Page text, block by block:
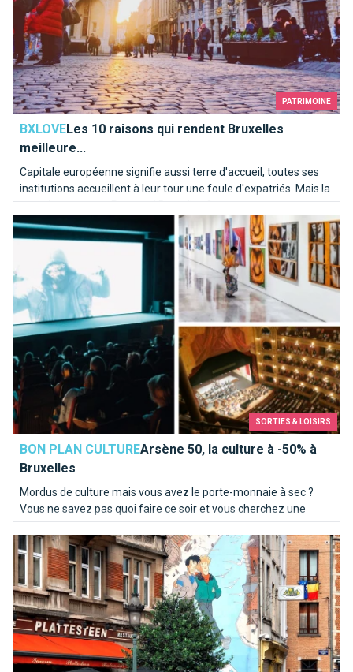
PATRIMOINE
BXLOVELes 10 raisons qui rendent Bruxelles
meilleure...
Capitale européenne signifie aussi terre d'accueil, toutes ses
institutions accueillent à leur tour une foule d'expatriés. Mais la
question se pose : Pourquoi Bruxelles ?
SORTIES & LOISIRS
BON PLAN CULTUREArsène 50, la culture à -50% à
Bruxelles
Mordus de culture mais vous avez le porte-monnaie à sec ?
Vous ne savez pas quoi faire ce soir et vous cherchez une
chouette sortie culturelle ?
Arsène 50, la culture à -50% à Bruxelles
Bruxelles dans la BD